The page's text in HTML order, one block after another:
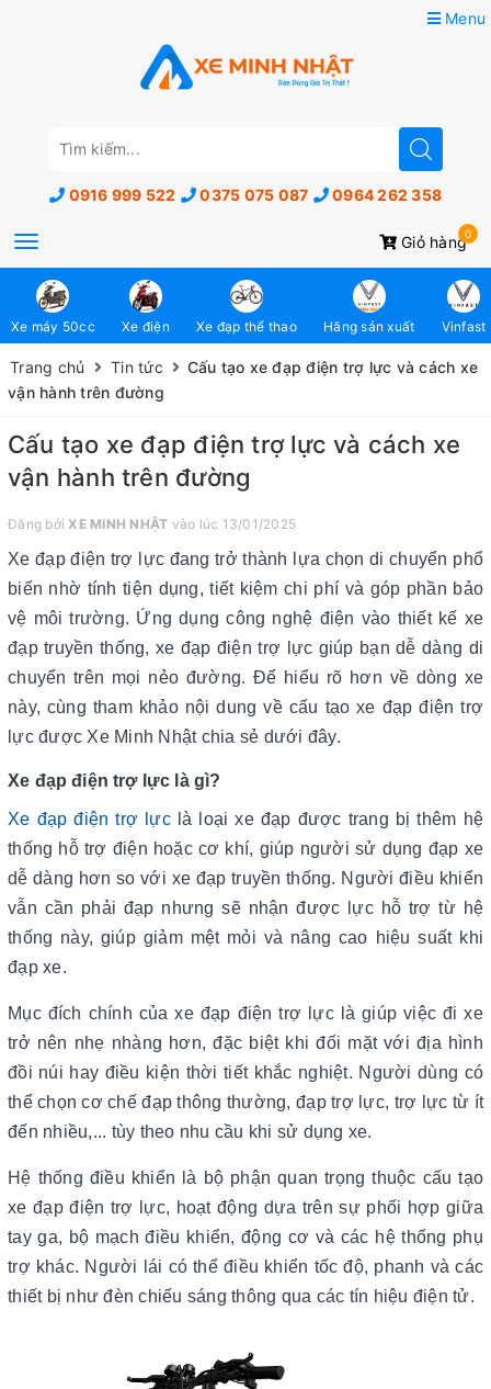
Menu
0916 999 522 0375 075 087 0964 262 358
Giỏ hàng0
Toggle
navigation
Xe máy 50cc Xe điện Xe đạp thể thao Hãng sản xuất Vinfast
Trang chủ Tin tức
Cấu tạo xe đạp điện trợ lực và cách xe
vận hành trên đường
Cấu tạo xe đạp điện trợ lực và cách xe
vận hành trên đường
Đăng bởiXE MINH NHẬT vào lúc 13/01/2025
Xe đạp điện trợ lực đang trở thành lựa chọn di chuyển phổ
biến nhờ tính tiện dụng, tiết kiệm chi phí và góp phần bảo
vệ môi trường. Ứng dụng công nghệ điện vào thiết kế xe
đạp truyền thống, xe đạp điện trợ lực giúp bạn dễ dàng di
chuyển trên mọi nẻo đường. Để hiểu rõ hơn về dòng xe
này, cùng tham khảo nội dung về cấu tạo xe đạp điện trợ
lực được Xe Minh Nhật chia sẻ dưới đây.
Xe đạp điện trợ lực là gì?
Xe đạp điện trợ lựclà loại xe đạp được trang bị thêm hệ
thống hỗ trợ điện hoặc cơ khí, giúp người sử dụng đạp xe
dễ dàng hơn so với xe đạp truyền thống. Người điều khiển
vẫn cần phải đạp nhưng sẽ nhận được lực hỗ trợ từ hệ
thống này, giúp giảm mệt mỏi và nâng cao hiệu suất khi
đạp xe.
Mục đích chính của xe đạp điện trợ lực là giúp việc đi xe
trở nên nhẹ nhàng hơn, đặc biệt khi đối mặt với địa hình
đồi núi hay điều kiện thời tiết khắc nghiệt. Người dùng có
thể chọn cơ chế đạp thông thường, đạp trợ lực, trợ lực từ ít
đến nhiều,... tùy theo nhu cầu khi sử dụng xe.
Hệ thống điều khiển là bộ phận quan trọng thuộc cấu tạo
xe đạp điện trợ lực, hoạt động dựa trên sự phối hợp giữa
tay ga, bộ mạch điều khiển, động cơ và các hệ thống phụ
trợ khác. Người lái có thể điều khiển tốc độ, phanh và các
thiết bị như đèn chiếu sáng thông qua các tín hiệu điện tử.